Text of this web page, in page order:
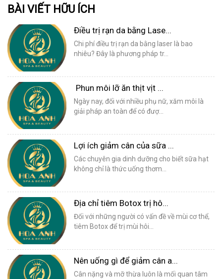
BÀI VIẾT HỮU ÍCH
Điều trị rạn da bằng Lase...
Chi phí điều trị rạn da bằng laser là bao
nhiêu? Đây là phương pháp tr...
Phun môi lỡ ăn thịt vịt ...
Ngày nay, đối với nhiều phụ nữ, xăm môi là
giải pháp an toàn để có đượ...
Lợi ích giảm cân của sữa ...
Các chuyên gia dinh dưỡng cho biết sữa hạt
không chỉ là thức uống thơm...
Địa chỉ tiêm Botox trị hô...
Đối với những người có vấn đề về mùi cơ thể,
tiêm Botox để trị mùi hôi...
Nên uống gì để giảm cân a...
Cân nặng và mỡ thừa luôn là mối quan tâm